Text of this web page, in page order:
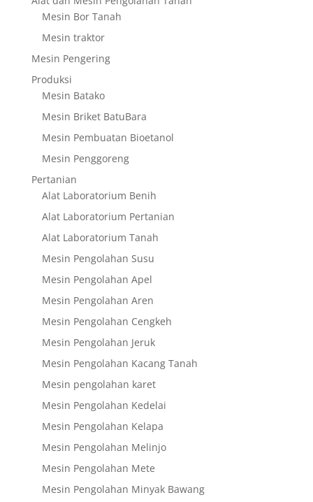
Mesin Bor Tanah
Mesin traktor
Mesin Pengering
Produksi
Mesin Batako
Mesin Briket BatuBara
Mesin Pembuatan Bioetanol
Mesin Penggoreng
Pertanian
Alat Laboratorium Benih
Alat Laboratorium Pertanian
Alat Laboratorium Tanah
Mesin Pengolahan Susu
Mesin Pengolahan Apel
Mesin Pengolahan Aren
Mesin Pengolahan Cengkeh
Mesin Pengolahan Jeruk
Mesin Pengolahan Kacang Tanah
Mesin pengolahan karet
Mesin Pengolahan Kedelai
Mesin Pengolahan Kelapa
Mesin Pengolahan Melinjo
Mesin Pengolahan Mete
Mesin Pengolahan Minyak Bawang